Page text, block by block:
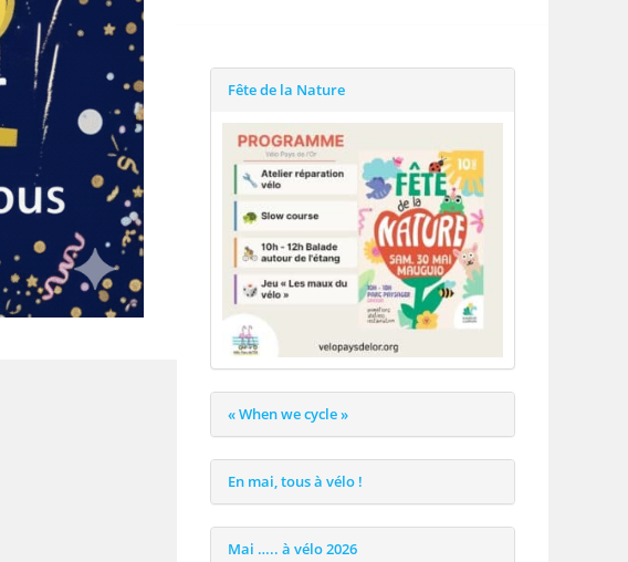
Fête de la Nature
« When we cycle »
En mai, tous à vélo !
Mai ….. à vélo 2026